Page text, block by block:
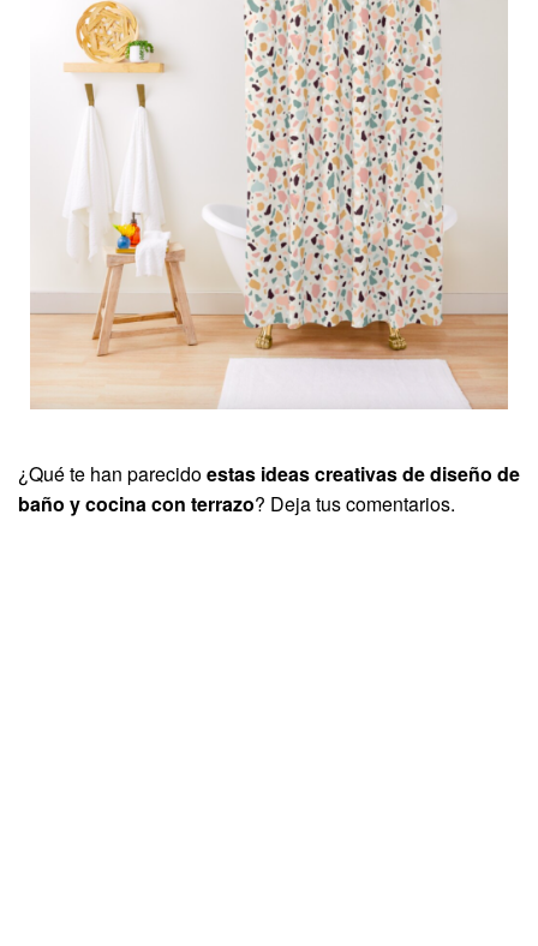
¿Qué te han parecido estas ideas creativas de diseño de
baño y cocina con terrazo? Deja tus comentarios.